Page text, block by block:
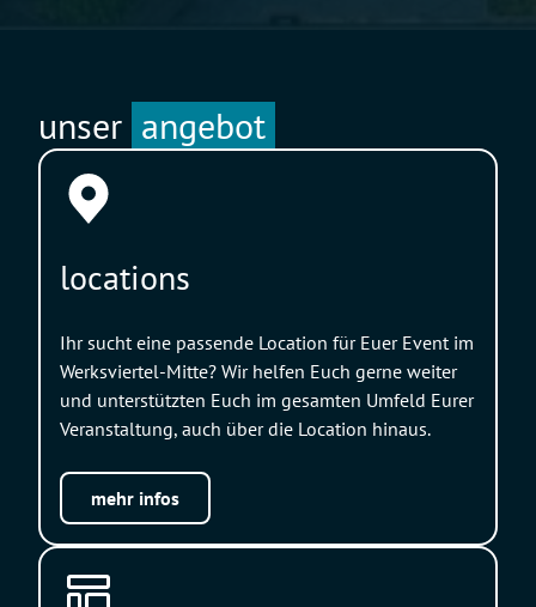
unser angebot
locations
Ihr sucht eine passende Location für Euer Event im
Werksviertel-Mitte? Wir helfen Euch gerne weiter
und unterstützten Euch im gesamten Umfeld Eurer
Veranstaltung, auch über die Location hinaus.
mehr infos